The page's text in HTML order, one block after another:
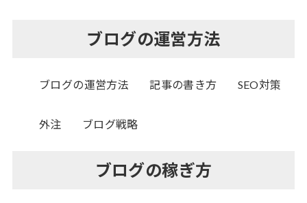
ブログの運営方法
ブログの運営方法 記事の書き方 SEO対策
外注 ブログ戦略
ブログの稼ぎ方